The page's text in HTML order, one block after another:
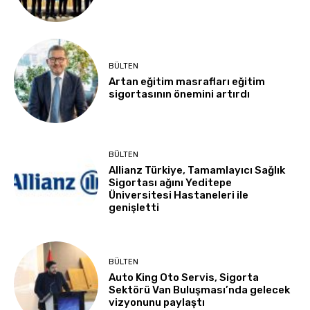
BÜLTEN
Artan eğitim masrafları eğitim
sigortasının önemini artırdı
BÜLTEN
Allianz Türkiye, Tamamlayıcı Sağlık
Sigortası ağını Yeditepe
Üniversitesi Hastaneleri ile
genişletti
BÜLTEN
Auto King Oto Servis, Sigorta
Sektörü Van Buluşması’nda gelecek
vizyonunu paylaştı